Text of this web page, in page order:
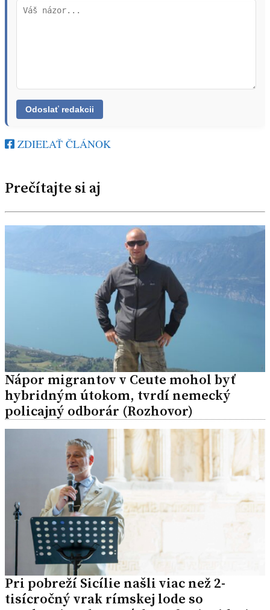
ZDIEĽAŤ ČLÁNOK
Prečítajte si aj
Nápor migrantov v Ceute mohol byť
hybridným útokom, tvrdí nemecký
policajný odborár (Rozhovor)
Pri pobreží Sicílie našli viac než 2-
tisícročný vrak rímskej lode so